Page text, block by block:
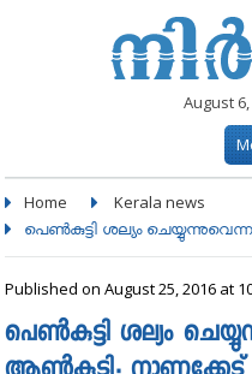
August
Home Kerala news
പെണ്‍കുട്ടി ശല്യം
Published on August 25, 2016 at
പെണ്‍കുട്ടി ശല്യം